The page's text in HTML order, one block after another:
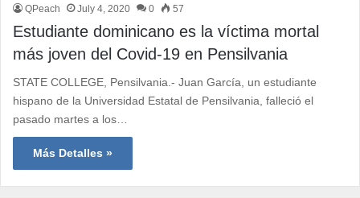
QPeach July 4, 2020 0 57
Estudiante dominicano es la víctima mortal
más joven del Covid-19 en Pensilvania
STATE COLLEGE, Pensilvania.- Juan García, un estudiante
hispano de la Universidad Estatal de Pensilvania, falleció el
pasado martes a los…
Más Detalles »